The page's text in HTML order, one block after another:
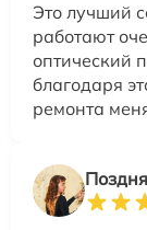
Это лучший
работают
оптический
благодаря
ремонта